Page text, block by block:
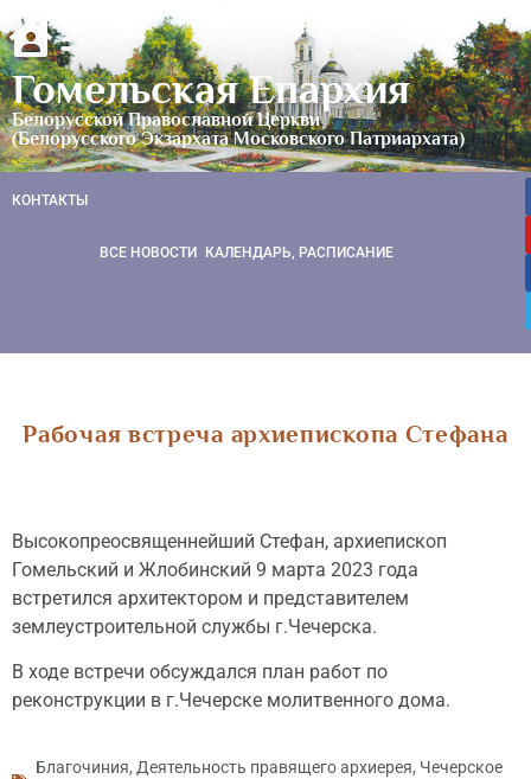
Гомельская Епархия
Белорусской Православной Церкви
(Белорусского Экзархата Московского Патриархата)
КОНТАКТЫ
ВСЕ НОВОСТИ КАЛЕНДАРЬ, РАСПИСАНИЕ
Рабочая встреча архиепископа Стефана
Высокопреосвященнейший Стефан, архиепископ
Гомельский и Жлобинский 9 марта 2023 года
встретился архитектором и представителем
землеустроительной службы г.Чечерска.
В ходе встречи обсуждался план работ по
реконструкции в г.Чечерске молитвенного дома.
Благочиния, Деятельность правящего архиерея, Чечерское